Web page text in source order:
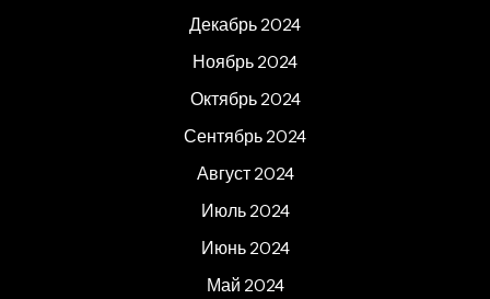
Декабрь 2024
Ноябрь 2024
Октябрь 2024
Сентябрь 2024
Август 2024
Июль 2024
Июнь 2024
Май 2024